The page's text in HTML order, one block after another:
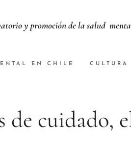
y promoción de la salud
EN CHILE
de cuidado,